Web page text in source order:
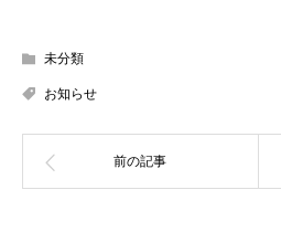
未分類
お知らせ